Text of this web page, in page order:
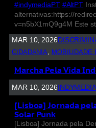
#indymediaPT #AltPT
alternativas:https://
v=n5bX1mQ9g4M Este
MAR 10, 2026
CIDADANIA, MOBILIDADE
Marcha Pela Vida
MAR 10, 2026 INDYMEDIA
[Lisboa] Jornada
Solar Punk
[Lisboa] Jornada pela